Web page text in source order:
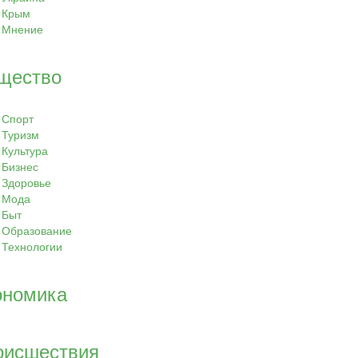
Крым
Мнение
Спорт
Туризм
Культура
Бизнес
Здоровье
Мода
Быт
Образование
Технологии